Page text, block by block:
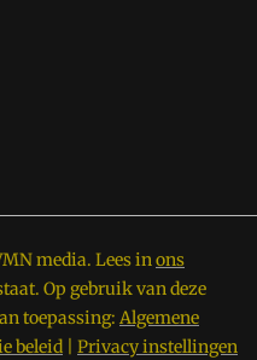
media. Lees inons
Op gebruik van deze
toepassing: Algemene
beleid Privacy instellingen